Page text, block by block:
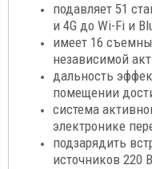
подавляет 51
и 4G до Wi-Fi и
имеет 16
независимой
дальность
помещении
система
электронике
подзарядить
источников 220